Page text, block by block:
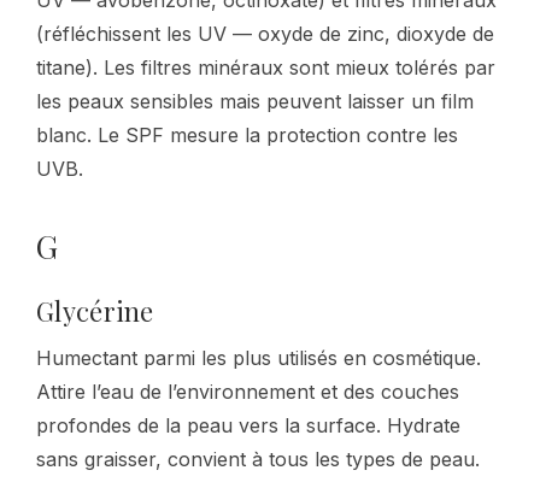
(réfléchissent les UV — oxyde de zinc, dioxyde de
titane). Les filtres minéraux sont mieux tolérés par
les peaux sensibles mais peuvent laisser un film
blanc. Le SPF mesure la protection contre les
UVB.
G
Glycérine
Humectant parmi les plus utilisés en cosmétique.
Attire l’eau de l’environnement et des couches
profondes de la peau vers la surface. Hydrate
sans graisser, convient à tous les types de peau.